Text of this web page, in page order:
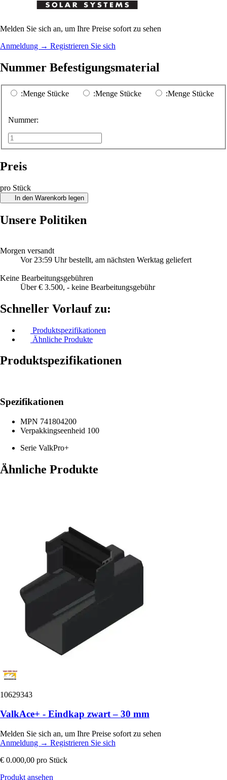
Melden Sie sich an, um Ihre Preise sofort zu sehen
Anmeldung → Registrieren Sie sich
Nummer Befestigungsmaterial
:Menge Stücke :Menge Stücke :Menge Stücke
Nummer:
Preis
pro Stück
In den Warenkorb legen
Unsere Politiken
Morgen versandt
Vor 23:59 Uhr bestellt, am nächsten Werktag geliefert
Keine Bearbeitungsgebühren
Über € 3.500, - keine Bearbeitungsgebühr
Schneller Vorlauf zu:
Produktspezifikationen
Ähnliche Produkte
Produktspezifikationen
Spezifikationen
MPN 741804200
Verpakkingseenheid 100
Serie ValkPro+
Ähnliche Produkte
10629343
ValkAce+ - Eindkap zwart – 30 mm
Melden Sie sich an, um Ihre Preise sofort zu sehen
Anmeldung → Registrieren Sie sich
€ 0.000,00 pro Stück
Produkt ansehen